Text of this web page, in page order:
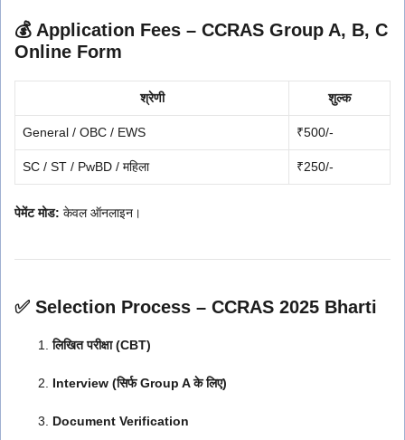
💰 Application Fees – CCRAS Group A, B, C
Online Form
श्रेणी शुल्क
General / OBC / EWS ₹500/-
SC / ST / PwBD / महिला ₹250/-
पेमेंट मोड: केवल ऑनलाइन।
✅ Selection Process – CCRAS 2025 Bharti
लिखित परीक्षा (CBT)
Interview (सिर्फ Group A के लिए)
Document Verification